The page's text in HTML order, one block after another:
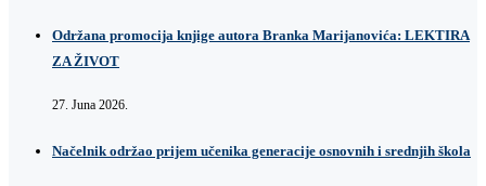
Održana promocija knjige autora Branka Marijanovića: LEKTIRA
ZA ŽIVOT
27. Juna 2026.
Načelnik održao prijem učenika generacije osnovnih i srednjih škola